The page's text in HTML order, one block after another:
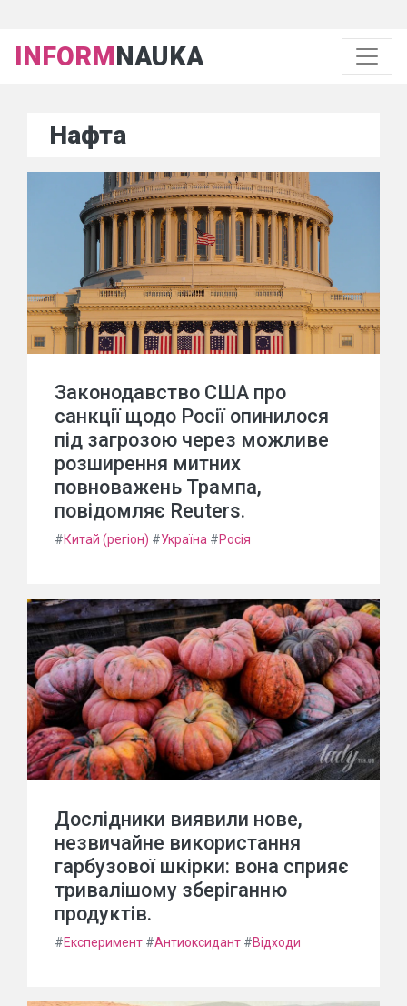
INFORMNAUKA
Нафта
Законодавство США про
санкції щодо Росії опинилося
під загрозою через можливе
розширення митних
повноважень Трампа,
повідомляє Reuters.
#Китай (регіон) #Україна #Росія
Дослідники виявили нове,
незвичайне використання
гарбузової шкірки: вона сприяє
тривалішому зберіганню
продуктів.
#Експеримент #Антиоксидант #Відходи